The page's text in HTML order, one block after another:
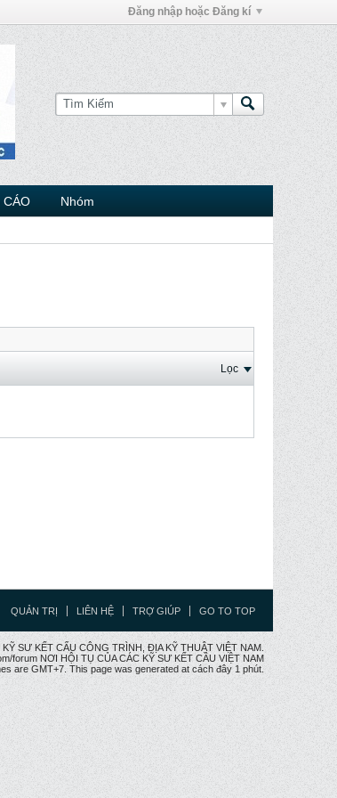
Đăng nhập hoặc Đăng kí
CÁO Nhóm
Lọc
QUẢN TRỊ LIÊN HỆ TRỢ GIÚP GO TO TOP
SƯ KẾT CẤU CÔNG TRÌNH, ĐỊA KỸ THUẬT VIỆT NAM.
forum NƠI HỘI TỤ CỦA CÁC KỸ SƯ KẾT CÂU VIỆT NAM
are GMT+7. This page was generated at cách đây 1 phút.